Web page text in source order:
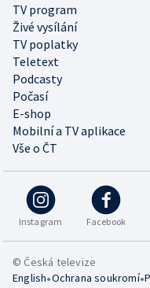
TV program
Živé vysílání
TV poplatky
Teletext
Podcasty
Počasí
E-shop
Mobilní a TV aplikace
Vše o ČT
Instagram Facebook
© Česká televize
English•Ochrana soukromí•